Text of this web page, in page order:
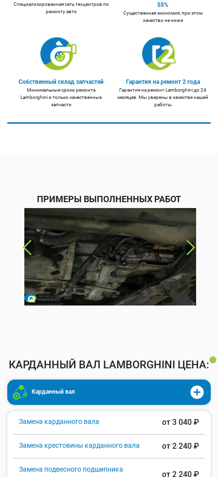
Специализированная сеть техцентров по
ремонту авто
55%
Существенная экономия, при этом
качество не ниже
Собственный склад запчастей
Минимальные сроки ремонта
Lamborghini и только качественные
запчасти
Гарантия на ремонт 2 года
Гарантия на ремонт Lamborghini до 24
месяцев. Мы уверены в качестве нашей
работы
ПРИМЕРЫ ВЫПОЛНЕННЫХ РАБОТ
КАРДАННЫЙ ВАЛ LAMBORGHINI ЦЕНА:
Карданный вал
Замена карданного вала от 3 040 ₽
Замена крестовины карданного вала от 2 240 ₽
Замена подвесного подшипника
от 2 240 ₽